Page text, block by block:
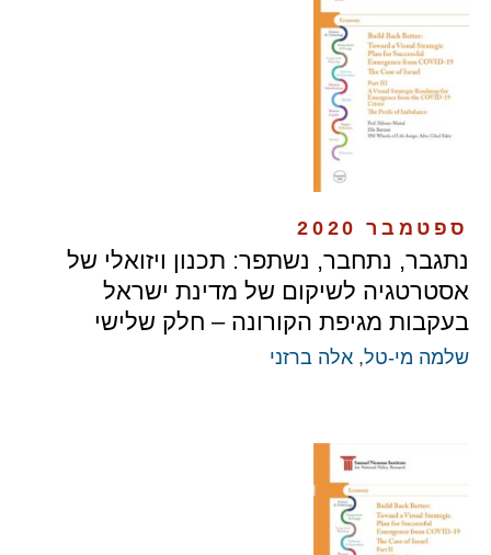
ספטמבר 2020
נתגבר, נתחבר, נשתפר: תכנון ויזואלי של
אסטרטגיה לשיקום של מדינת ישראל
בעקבות מגיפת הקורונה – חלק שלישי
שלמה מי-טל, אלה ברזני